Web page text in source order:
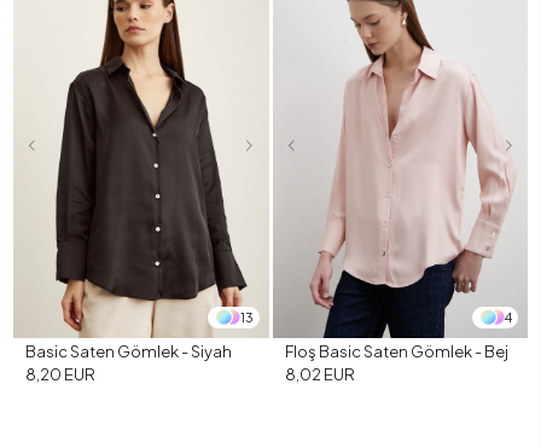
13
Basic Saten Gömlek - Siyah
8,20 EUR
4
Floş Basic Saten Gömlek - Bej
8,02 EUR